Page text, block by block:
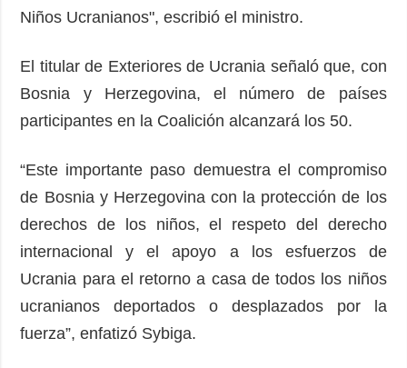
Niños Ucranianos", escribió el ministro.
El titular de Exteriores de Ucrania señaló que, con
Bosnia y Herzegovina, el número de países
participantes en la Coalición alcanzará los 50.
“Este importante paso demuestra el compromiso
de Bosnia y Herzegovina con la protección de los
derechos de los niños, el respeto del derecho
internacional y el apoyo a los esfuerzos de
Ucrania para el retorno a casa de todos los niños
ucranianos deportados o desplazados por la
fuerza”, enfatizó Sybiga.